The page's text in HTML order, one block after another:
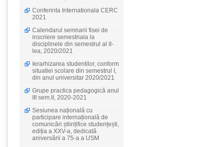
Conferinta Internationala CERC
2021
Calendarul semnarii fisei de
inscriere semestriala la
disciplinele din semestrul al II-
lea, 2020/2021
Ierarhizarea studentilor, conform
situatiei scolare din semestrul I,
din anul universitar 2020/2021
Grupe practica pedagogică anul
III sem.II, 2020-2021
Sesiunea națională cu
participare internațională de
comunicări științifice studențești,
ediția a XXV-a, dedicată
aniversării a 75-a a USM